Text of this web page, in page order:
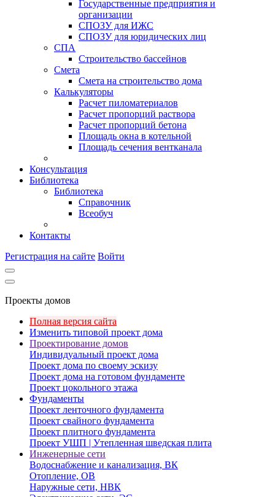
Государственные предприятия и
организации
СПОЗУ для ИЖС
СПОЗУ для юридических лиц
СПА
Строительство бассейнов
Смета
Смета на строительство дома
Калькуляторы
Расчет пиломатериалов
Расчет пропорций раствора
Расчет пропорций бетона
Площадь окна в котельной
Площадь сечения вентканала
Консультация
Библиотека
Библиотека
Справочник
Всеобуч
Контакты
Регистрация на сайте Войти
Проекты домов
Полная версия сайта
Изменить типовой проект дома
Проектирование домов
Индивидуальный проект дома
Проект дома по своему эскизу
Проект дома на готовом фундаменте
Проект цокольного этажа
Фундаменты
Проект ленточного фундамента
Проект свайного фундамента
Проект плитного фундамента
Проект УШП | Утепленная шведская плита
Инженерные сети
Водоснабжение и канализация, ВК
Отопление, ОВ
Наружные сети, НВК